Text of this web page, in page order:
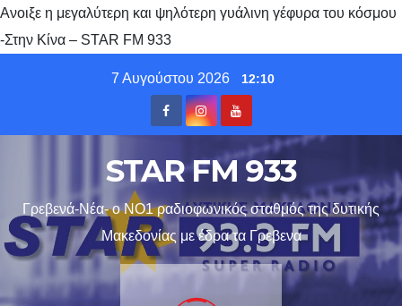
Aνοιξε η μεγαλύτερη και ψηλότερη γυάλινη γέφυρα του κόσμου
-Στην Κίνα – STAR FM 933
7 Αυγούστου 2026 12:10
STAR FM 933
Γρεβενά-Νέα- ο ΝΟ1 ραδιοφωνικός σταθμός της δυτικής
Μακεδονίας με έδρα τα Γρεβενα